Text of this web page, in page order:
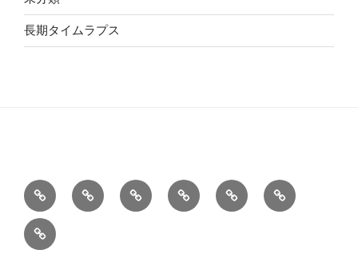
長期タイムラプス
ラ
イ
ブ
ス
一
般
ド
ロ
映
像
会
社
ス
タ
お
問